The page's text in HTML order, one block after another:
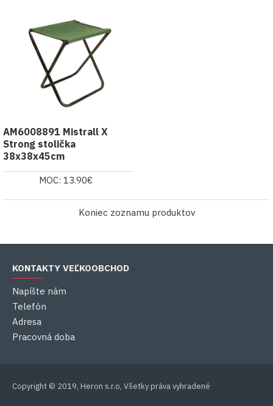
AM6008891 Mistrall X
Strong stolička
38x38x45cm
MOC: 13.90€
Koniec zoznamu produktov
KONTAKTY VEĽKOOBCHOD
Napíšte nám
Telefón
Adresa
Pracovná doba
Copyright © 2019, Heron s.r.o, Všetky práva vyhradené